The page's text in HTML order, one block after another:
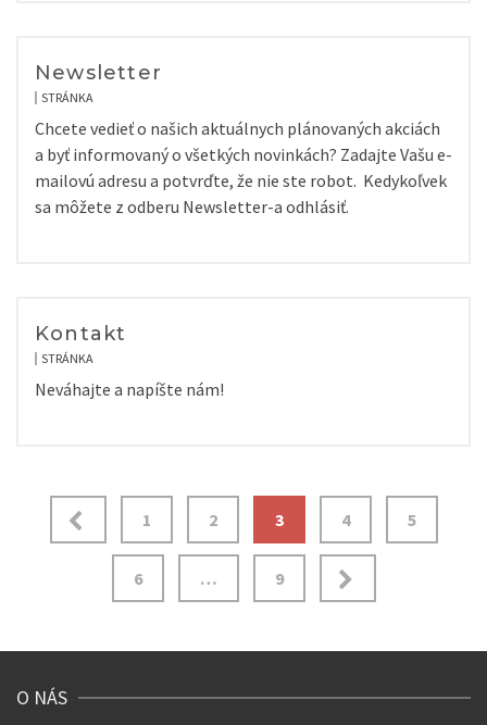
Newsletter
STRÁNKA
Chcete vedieť o našich aktuálnych plánovaných akciách
a byť informovaný o všetkých novinkách? Zadajte Vašu e-
mailovú adresu a potvrďte, že nie ste robot. Kedykoľvek
sa môžete z odberu Newsletter-a odhlásiť.
Kontakt
STRÁNKA
Neváhajte a napíšte nám!
Navigácia
článkoch
1 2 3 4 5
6 … 9
O NÁS